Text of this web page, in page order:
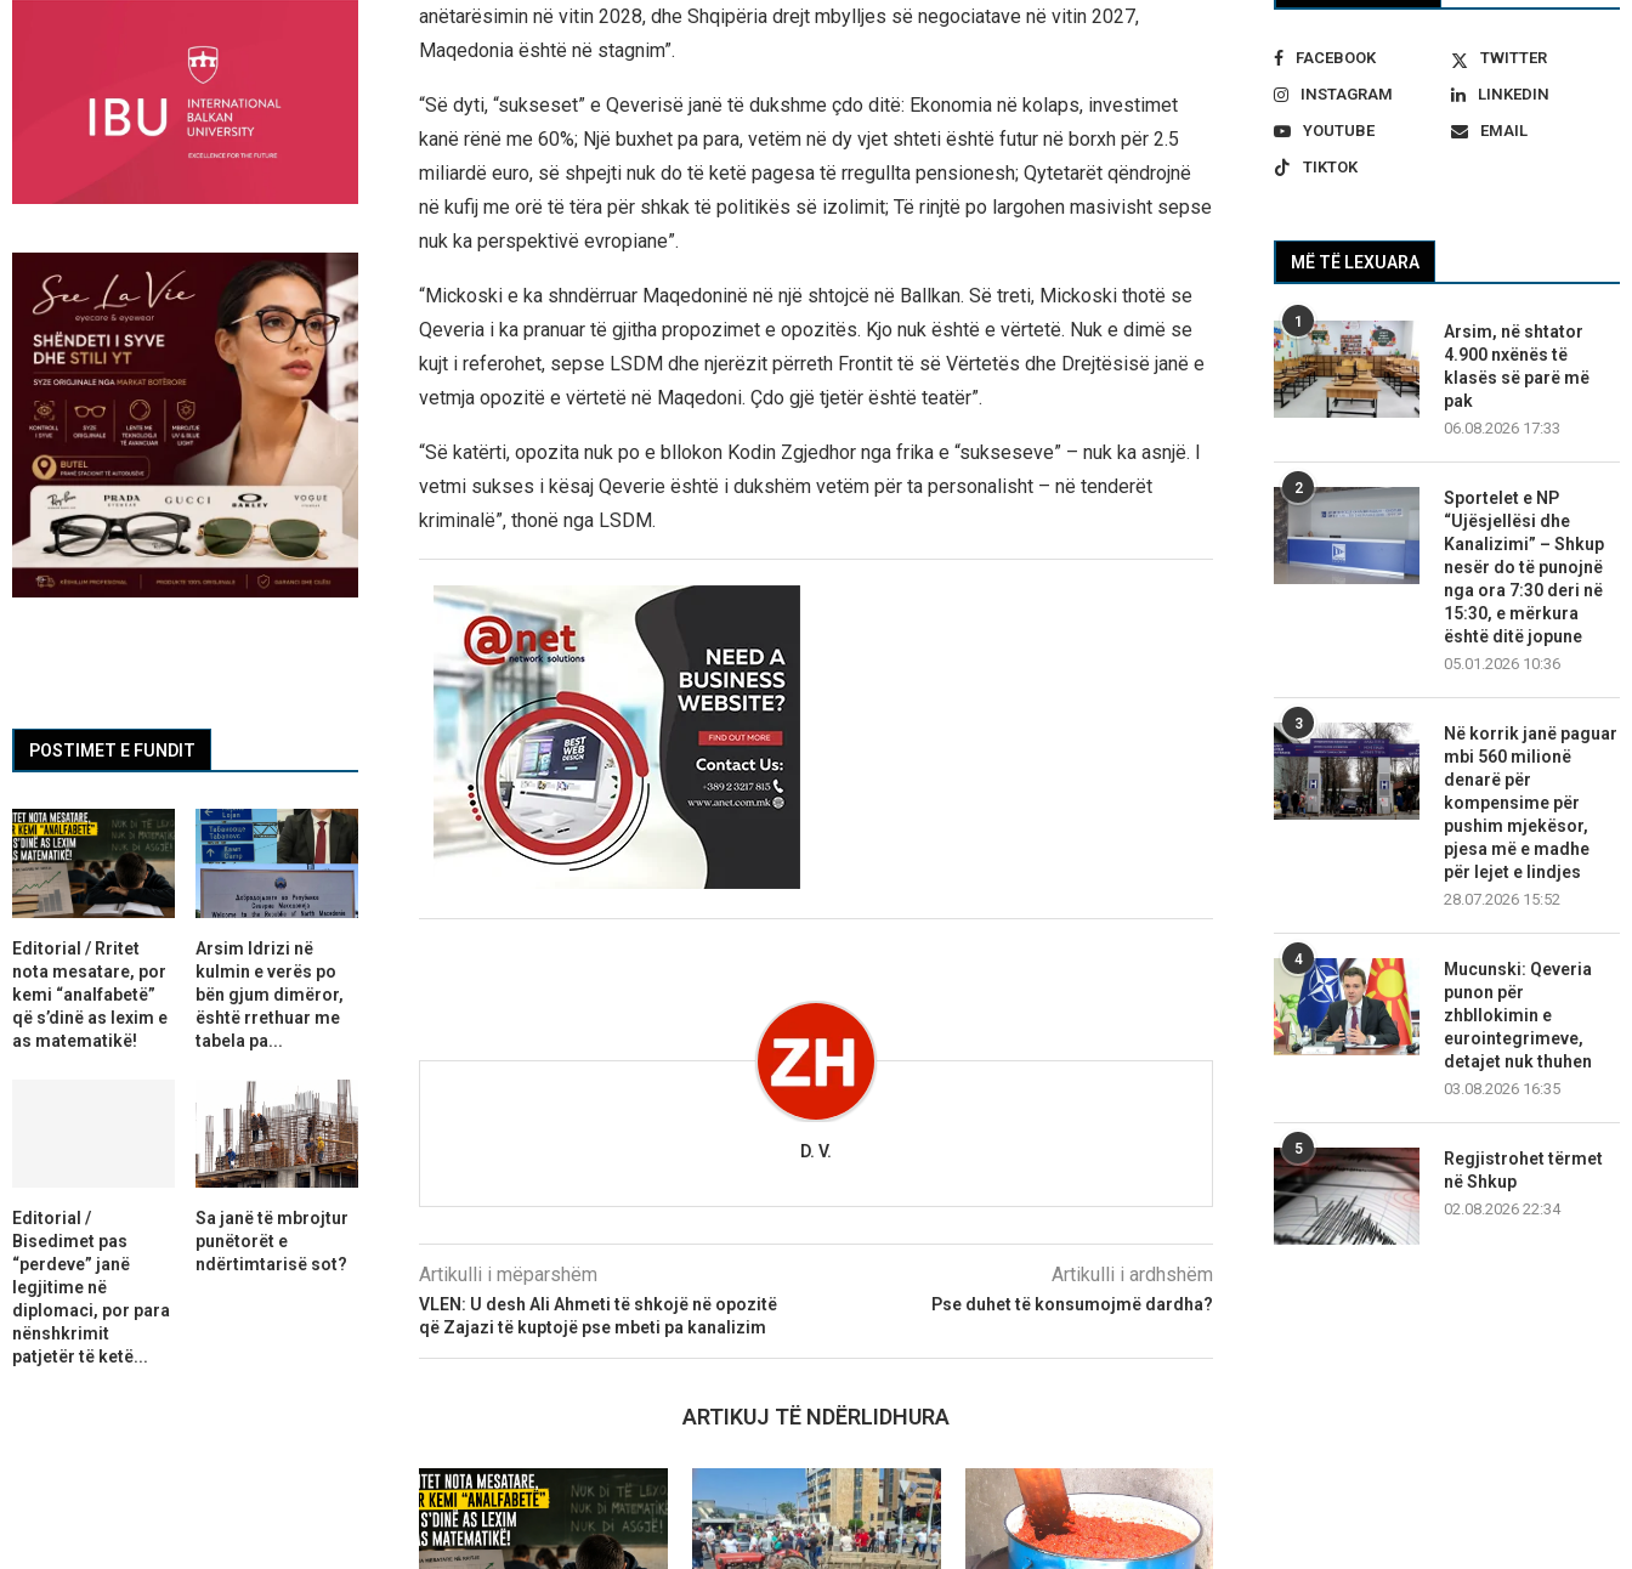
anëtarësimin në vitin 2028, dhe Shqipëria drejt mbylljes së negociatave në vitin 2027,
Maqedonia është në stagnim”.
“Së dyti, “sukseset” e Qeverisë janë të dukshme çdo ditë: Ekonomia në kolaps, investimet
kanë rënë me 60%; Një buxhet pa para, vetëm në dy vjet shteti është futur në borxh për 2.5
miliardë euro, së shpejti nuk do të ketë pagesa të rregullta pensionesh; Qytetarët qëndrojnë
në kufij me orë të tëra për shkak të politikës së izolimit; Të rinjtë po largohen masivisht sepse
nuk ka perspektivë evropiane”.
“Mickoski e ka shndërruar Maqedoninë në një shtojcë në Ballkan. Së treti, Mickoski thotë se
Qeveria i ka pranuar të gjitha propozimet e opozitës. Kjo nuk është e vërtetë. Nuk e dimë se
kujt i referohet, sepse LSDM dhe njerëzit përreth Frontit të së Vërtetës dhe Drejtësisë janë e
vetmja opozitë e vërtetë në Maqedoni. Çdo gjë tjetër është teatër”.
“Së katërti, opozita nuk po e bllokon Kodin Zgjedhor nga frika e “sukseseve” – nuk ka asnjë. I
vetmi sukses i kësaj Qeverie është i dukshëm vetëm për ta personalisht – në tenderët
kriminalë”, thonë nga LSDM.
D. V.
Artikulli i mëparshëm
VLEN: U desh Ali Ahmeti të shkojë në opozitë
që Zajazi të kuptojë pse mbeti pa kanalizim
Artikulli i ardhshëm
Pse duhet të konsumojmë dardha?
ARTIKUJ TË NDËRLIDHURA
FACEBOOK
TWITTER
INSTAGRAM
LINKEDIN
YOUTUBE
EMAIL
TIKTOK
MË TË LEXUARA
1
Arsim, në shtator
4.900 nxënës të
klasës së parë më
pak
06.08.2026 17:33
2
Sportelet e NP
“Ujësjellësi dhe
Kanalizimi” – Shkup
nesër do të punojnë
nga ora 7:30 deri në
15:30, e mërkura
është ditë jopune
05.01.2026 10:36
3
Në korrik janë paguar
mbi 560 milionë
denarë për
kompensime për
pushim mjekësor,
pjesa më e madhe
për lejet e lindjes
28.07.2026 15:52
4
Mucunski: Qeveria
punon për
zhbllokimin e
eurointegrimeve,
detajet nuk thuhen
03.08.2026 16:35
5
Regjistrohet tërmet
në Shkup
02.08.2026 22:34
POSTIMET E FUNDIT
Editorial / Rritet
nota mesatare, por
kemi “analfabetë”
që s’dinë as lexim e
as matematikë!
Arsim Idrizi në
kulmin e verës po
bën gjum dimëror,
është rrethuar me
tabela pa...
Editorial /
Bisedimet pas
“perdeve” janë
legjitime në
diplomaci, por para
nënshkrimit
patjetër të ketë...
Sa janë të mbrojtur
punëtorët e
ndërtimtarisë sot?